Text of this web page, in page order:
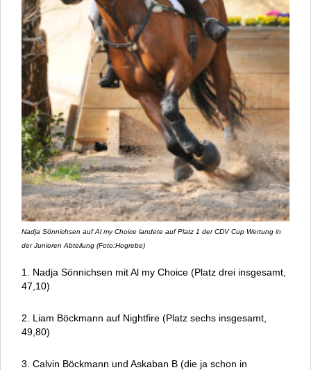
Nadja Sönnichsen auf Al my Choice landete auf Platz 1 der CDV Cup Wertung in
der Junioren Abteilung (Foto:Hogrebe)
1. Nadja Sönnichsen mit Al my Choice (Platz drei insgesamt,
47,10)
2. Liam Böckmann auf Nightfire (Platz sechs insgesamt,
49,80)
3. Calvin Böckmann und Askaban B (die ja schon in